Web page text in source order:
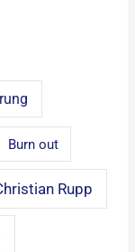
Burn out
Rupp